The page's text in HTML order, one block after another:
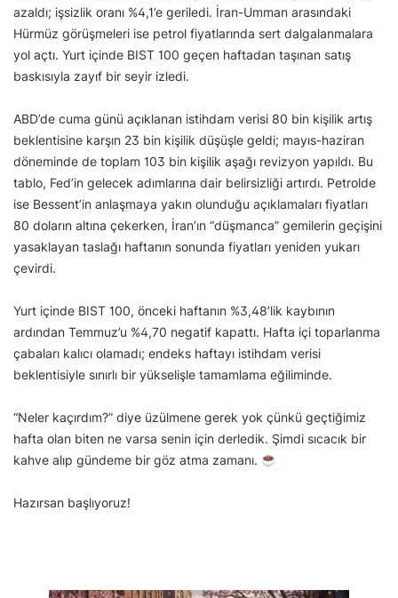
azaldı; işsizlik oranı %4,1’e geriledi. İran-Umman arasındaki
Hürmüz görüşmeleri ise petrol fiyatlarında sert dalgalanmalara
yol açtı. Yurt içinde BIST 100 geçen haftadan taşınan satış
baskısıyla zayıf bir seyir izledi.
ABD’de cuma günü açıklanan istihdam verisi 80 bin kişilik artış
beklentisine karşın 23 bin kişilik düşüşle geldi; mayıs-haziran
döneminde de toplam 103 bin kişilik aşağı revizyon yapıldı. Bu
tablo, Fed’in gelecek adımlarına dair belirsizliği artırdı. Petrolde
ise Bessent’in anlaşmaya yakın olunduğu açıklamaları fiyatları
80 doların altına çekerken, İran’ın “düşmanca” gemilerin geçişini
yasaklayan taslağı haftanın sonunda fiyatları yeniden yukarı
çevirdi.
Yurt içinde BIST 100, önceki haftanın %3,48’lik kaybının
ardından Temmuz’u %4,70 negatif kapattı. Hafta içi toparlanma
çabaları kalıcı olamadı; endeks haftayı istihdam verisi
beklentisiyle sınırlı bir yükselişle tamamlama eğiliminde.
“Neler kaçırdım?” diye üzülmene gerek yok çünkü geçtiğimiz
hafta olan biten ne varsa senin için derledik. Şimdi sıcacık bir
kahve alıp gündeme bir göz atma zamanı.
Hazırsan başlıyoruz!